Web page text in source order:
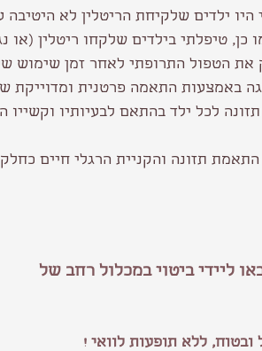
היו ילדים שלקיחת הריטלין לא היטיבה
כן, טיפלתי בילדים שלקחו ריטלין (או
את הטפול התרופתי לאחר זמן שימוש
באמצעות התאמה פרטנית ומדוייקת
לכל ילד בהתאם לבעיותיו וקשייו
תזונה והקניית הרגלי חיים
ליידי ביטוי במכלול רחב של
ובטוח, ללא תופעות לוואי !